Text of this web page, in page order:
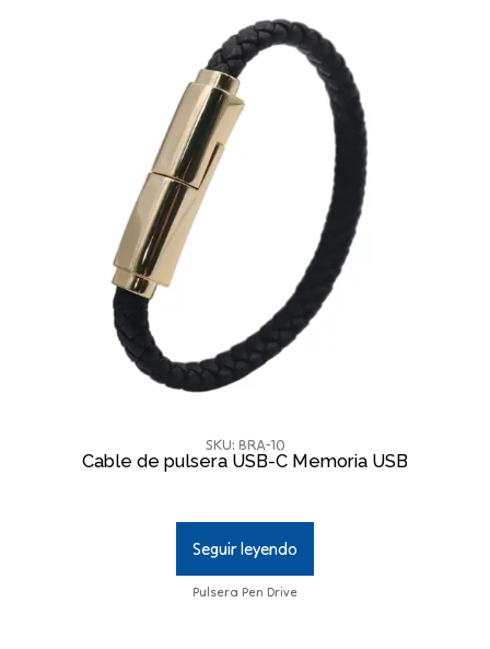
SKU: BRA-10
Cable de pulsera USB-C Memoria USB
Seguir leyendo
Pulsera Pen Drive